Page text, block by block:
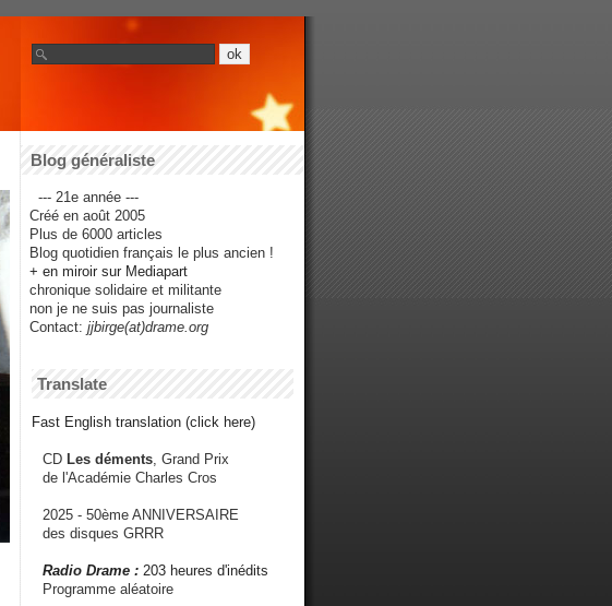
Blog généraliste
--- 21e année ---
Créé en août 2005
Plus de 6000 articles
Blog quotidien français le plus ancien !
+ en miroir sur Mediapart
chronique solidaire et militante
non je ne suis pas journaliste
Contact: jjbirge(at)drame.org
Translate
Fast English translation (click here)
CD Les déments , Grand Prix
de l'Académie Charles Cros
2025 - 50ème ANNIVERSAIRE
des disques GRRR
Radio Drame : 203 heures d'inédits
Programme aléatoire